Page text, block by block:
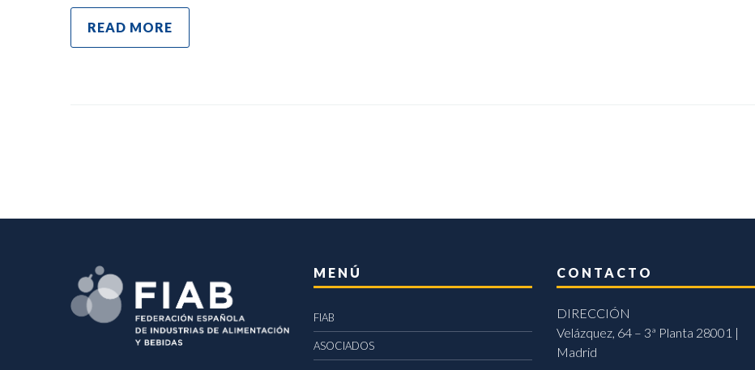
READ MORE
MENÚ
FIAB
ASOCIADOS
CONTACTO
DIRECCIÓN
Velázquez, 64 – 3ª Planta 28001 |
Madrid